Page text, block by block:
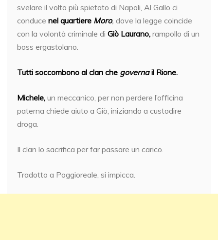
svelare il volto più spietato di Napoli, Al Gallo ci
conduce nel quartiere Moro, dove la legge coincide
con la volontà criminale di Giò Laurano, rampollo di un
boss ergastolano.
Tutti soccombono al clan che governail Rione.
Michele, un meccanico, per non perdere l’officina
paterna chiede aiuto a Giò, iniziando a custodire
droga.
Il clan lo sacrifica per far passare un carico.
Tradotto a Poggioreale, si impicca.